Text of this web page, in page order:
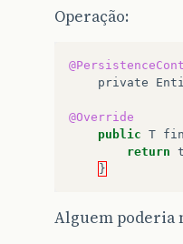
Operação:
private
@Override
public T
return
}
Alguem poderia